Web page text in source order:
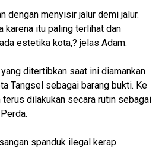
dengan menyisir jalur demi jalur.
karena itu paling terlihat dan
estetika kota,? jelas Adam.
ditertibkan saat ini diamankan
Tangsel sebagai barang bukti. Ke
terus dilakukan secara rutin sebagai
spanduk ilegal kerap